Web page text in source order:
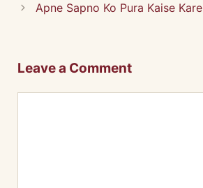
Apne Sapno Ko Pura Kaise Kare
Leave a Comment